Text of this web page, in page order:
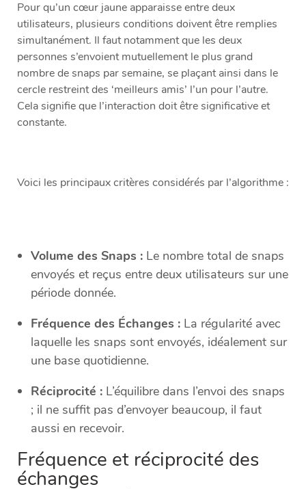
Pour qu’un cœur jaune apparaisse entre deux
utilisateurs, plusieurs conditions doivent être remplies
simultanément. Il faut notamment que les deux
personnes s’envoient mutuellement le plus grand
nombre de snaps par semaine, se plaçant ainsi dans le
cercle restreint des ‘meilleurs amis’ l’un pour l’autre.
Cela signifie que l’interaction doit être significative et
constante.
Voici les principaux critères considérés par l’algorithme :
Volume des Snaps : Le nombre total de snaps
envoyés et reçus entre deux utilisateurs sur une
période donnée.
Fréquence des Échanges : La régularité avec
laquelle les snaps sont envoyés, idéalement sur
une base quotidienne.
Réciprocité : L’équilibre dans l’envoi des snaps
; il ne suffit pas d’envoyer beaucoup, il faut
aussi en recevoir.
Fréquence et réciprocité des
échanges